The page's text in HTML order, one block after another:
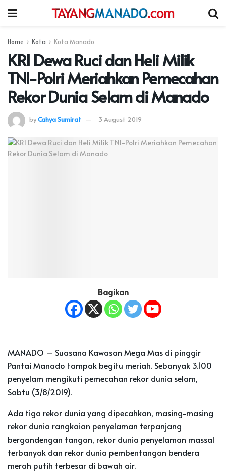
Home Kota Kota Manado
KRI Dewa Ruci dan Heli Milik
TNI-Polri Meriahkan Pemecahan
Rekor Dunia Selam di Manado
byCahya Sumirat 3 August 2019
Bagikan
MANADO – Suasana Kawasan Mega Mas di pinggir
Pantai Manado tampak begitu meriah. Sebanyak 3.100
penyelam mengikuti pemecahan rekor dunia selam,
Sabtu (3/8/2019).
Ada tiga rekor dunia yang dipecahkan, masing-masing
rekor dunia rangkaian penyelaman terpanjang
bergandengan tangan, rekor dunia penyelaman massal
terbanyak dan rekor dunia pembentangan bendera
merah putih terbesar di bawah air.